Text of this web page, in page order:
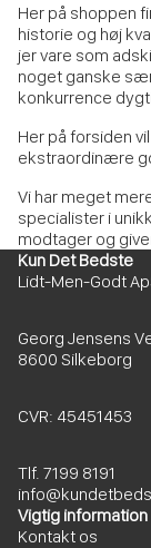
Her på shoppen
historie og høj
jer vare som
noget ganske
konkurrence
Her på forsiden
ekstraordinære
Vi har meget
specialister i
modtager og
Kun Det Bedste
Lidt-Men-Godt
Georg Jensens
8600 Silkeborg
CVR: 45451453
Tlf. 7199 8191
Vigtig information
Kontakt os